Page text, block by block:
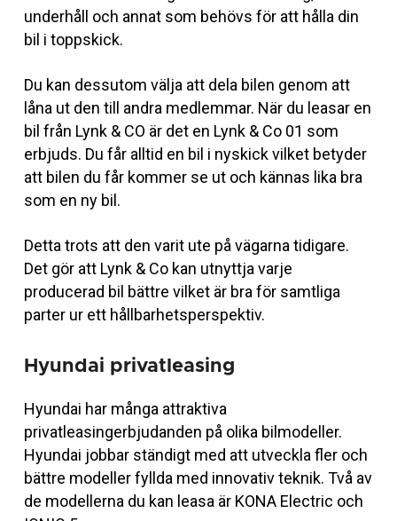
underhåll och annat som behövs för att hålla din
bil i toppskick.
Du kan dessutom välja att dela bilen genom att
låna ut den till andra medlemmar. När du leasar en
bil från Lynk & CO är det en Lynk & Co 01 som
erbjuds. Du får alltid en bil i nyskick vilket betyder
att bilen du får kommer se ut och kännas lika bra
som en ny bil.
Detta trots att den varit ute på vägarna tidigare.
Det gör att Lynk & Co kan utnyttja varje
producerad bil bättre vilket är bra för samtliga
parter ur ett hållbarhetsperspektiv.
Hyundai privatleasing
Hyundai har många attraktiva
privatleasingerbjudanden på olika bilmodeller.
Hyundai jobbar ständigt med att utveckla fler och
bättre modeller fyllda med innovativ teknik. Två av
de modellerna du kan leasa är KONA Electric och